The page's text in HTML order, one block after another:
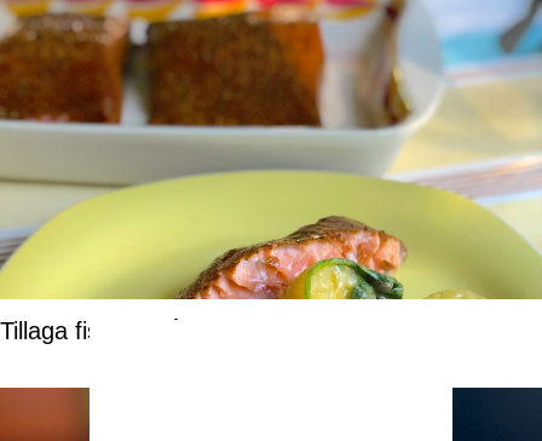
Tillaga fisk i röklåda – recept och tips